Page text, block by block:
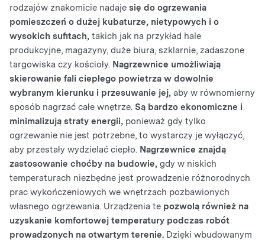
rodzajów znakomicie nadaje się do ogrzewania
pomieszczeń o dużej kubaturze, nietypowych i o
wysokich sufitach, takich jak na przykład hale
produkcyjne, magazyny, duże biura, szklarnie, zadaszone
targowiska czy kościoły. Nagrzewnice umożliwiają
skierowanie fali ciepłego powietrza w dowolnie
wybranym kierunku i przesuwanie jej, aby w równomierny
sposób nagrzać całe wnętrze. Są bardzo ekonomiczne i
minimalizują straty energii, ponieważ gdy tylko
ogrzewanie nie jest potrzebne, to wystarczy je wyłączyć,
aby przestały wydzielać ciepło. Nagrzewnice znajdą
zastosowanie choćby na budowie, gdy w niskich
temperaturach niezbędne jest prowadzenie różnorodnych
prac wykończeniowych we wnętrzach pozbawionych
własnego ogrzewania. Urządzenia te pozwolą również na
uzyskanie komfortowej temperatury podczas robót
prowadzonych na otwartym terenie. Dzięki wbudowanym